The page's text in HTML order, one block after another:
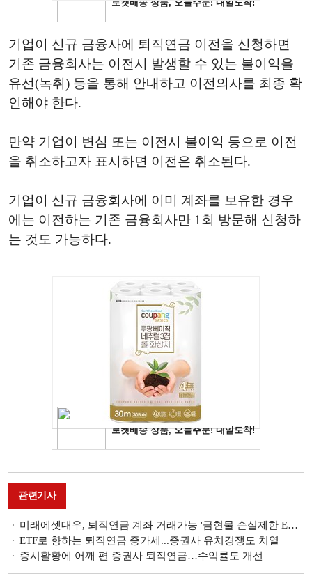
기업이 신규 금융사에 퇴직연금 이전을 신청하면
기존 금융회사는 이전시 발생할 수 있는 불이익을
유선(녹취) 등을 통해 안내하고 이전의사를 최종 확
인해야 한다.
만약 기업이 변심 또는 이전시 불이익 등으로 이전
을 취소하고자 표시하면 이전은 취소된다.
기업이 신규 금융회사에 이미 계좌를 보유한 경우
에는 이전하는 기존 금융회사만 1회 방문해 신청하
는 것도 가능하다.
관련기사
미래에셋대우, 퇴직연금 계좌 거래가능 '금현물 손실제한 ETN' 상장
ETF로 향하는 퇴직연금 증가세...증권사 유치경쟁도 치열
증시활황에 어깨 편 증권사 퇴직연금…수익률도 개선